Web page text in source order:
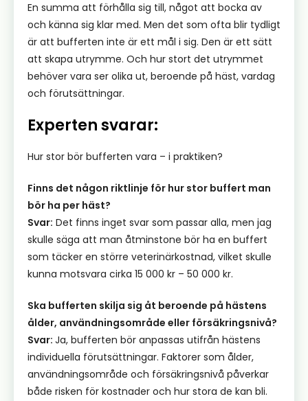
En summa att förhålla sig till, något att bocka av
och känna sig klar med. Men det som ofta blir tydligt
är att bufferten inte är ett mål i sig. Den är ett sätt
att skapa utrymme. Och hur stort det utrymmet
behöver vara ser olika ut, beroende på häst, vardag
och förutsättningar.
Experten svarar:
Hur stor bör bufferten vara – i praktiken?
Finns det någon riktlinje för hur stor buffert man
bör ha per häst?
Svar: Det finns inget svar som passar alla, men jag
skulle säga att man åtminstone bör ha en buffert
som täcker en större veterinärkostnad, vilket skulle
kunna motsvara cirka 15 000 kr – 50 000 kr.
Ska bufferten skilja sig åt beroende på hästens
ålder, användningsområde eller försäkringsnivå?
Svar: Ja, bufferten bör anpassas utifrån hästens
individuella förutsättningar. Faktorer som ålder,
användningsområde och försäkringsnivå påverkar
både risken för kostnader och hur stora de kan bli.